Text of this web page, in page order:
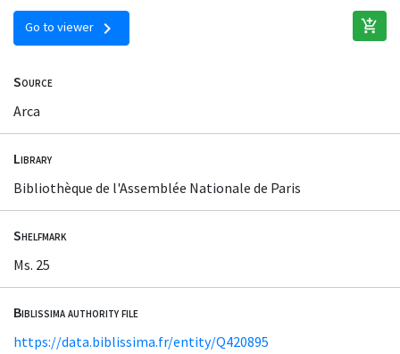
Go to viewer chevron_right add_shopping_cart
Source
Arca
Library
Bibliothèque de l'Assemblée Nationale de Paris
Shelfmark
Ms. 25
Biblissima authority file
https://data.biblissima.fr/entity/Q420895